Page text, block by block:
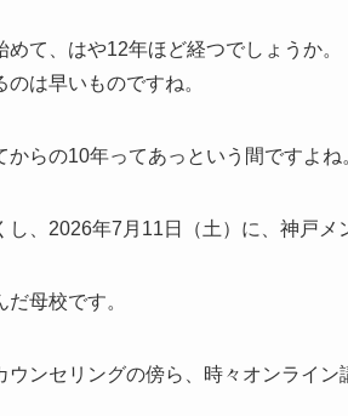
めて、はや12年ほど経つでしょうか。
のは早いものですね。
からの10年ってあっという間ですよね
し、2026年7月11日（土）に、神戸メ
母校です。
ウンセリングの傍ら、時々オンライ